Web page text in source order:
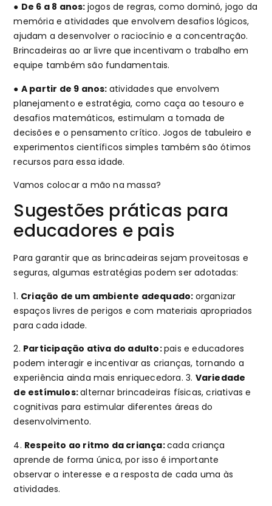
● De 6 a 8 anos: jogos de regras, como dominó, jogo da
memória e atividades que envolvem desafios lógicos,
ajudam a desenvolver o raciocínio e a concentração.
Brincadeiras ao ar livre que incentivam o trabalho em
equipe também são fundamentais.
● A partir de 9 anos: atividades que envolvem
planejamento e estratégia, como caça ao tesouro e
desafios matemáticos, estimulam a tomada de
decisões e o pensamento crítico. Jogos de tabuleiro e
experimentos científicos simples também são ótimos
recursos para essa idade.
Vamos colocar a mão na massa?
Sugestões práticas para
educadores e pais
Para garantir que as brincadeiras sejam proveitosas e
seguras, algumas estratégias podem ser adotadas:
1. Criação de um ambiente adequado: organizar
espaços livres de perigos e com materiais apropriados
para cada idade.
2. Participação ativa do adulto:pais e educadores
podem interagir e incentivar as crianças, tornando a
experiência ainda mais enriquecedora. 3. Variedade
de estímulos:alternar brincadeiras físicas, criativas e
cognitivas para estimular diferentes áreas do
desenvolvimento.
4. Respeito ao ritmo da criança:cada criança
aprende de forma única, por isso é importante
observar o interesse e a resposta de cada uma às
atividades.